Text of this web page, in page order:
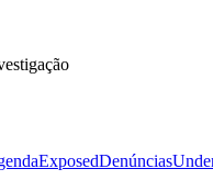
ExposedDenúncias